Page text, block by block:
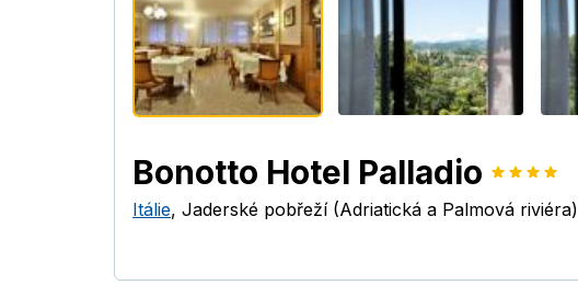
Bonotto Hotel Palladio
Itálie, Jaderské pobřeží (Adriatická a Palmová riviéra)